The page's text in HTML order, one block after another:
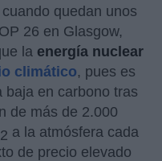
quedan unos
26 en Glasgow,
la energía nuclear
climático, pues es
baja en carbono tras
de más de 2.000
2 a la atmósfera cada
de precio elevado